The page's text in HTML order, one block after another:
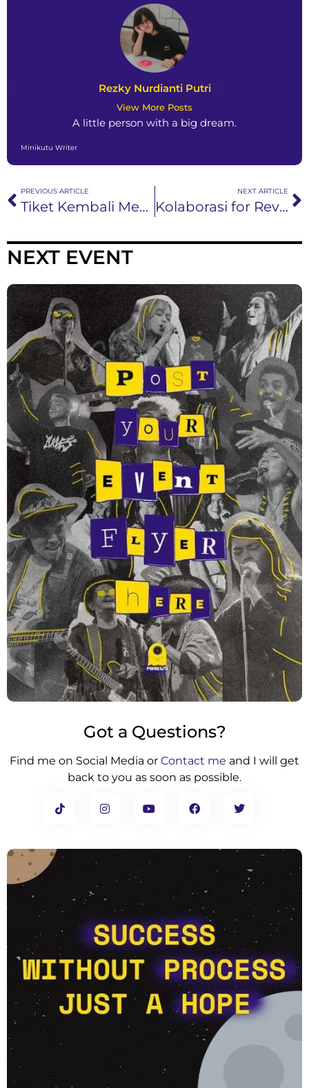
Rezky Nurdianti Putri
View More Posts
A little person with a big dream.
Minikutu Writer
PREVIOUS ARTICLE
Tiket Kembali Mengabadikan “Abadilah”
NEXT ARTICLE
Kolaborasi for Revenge & Fiersa Besari: “Ada Selamanya”
NEXT EVENT
Got a Questions?
Find me on Social Media or Contact me and I will get
back to you as soon as possible.